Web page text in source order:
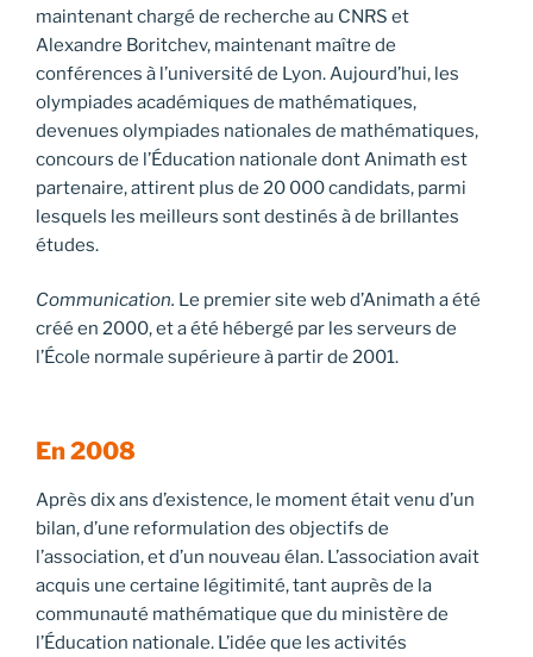
maintenant chargé de recherche au CNRS et
Alexandre Boritchev, maintenant maître de
conférences à l’université de Lyon. Aujourd’hui, les
olympiades académiques de mathématiques,
devenues olympiades nationales de mathématiques,
concours de l’Éducation nationale dont Animath est
partenaire, attirent plus de 20 000 candidats, parmi
lesquels les meilleurs sont destinés à de brillantes
études.
Communication. Le premier site web d’Animath a été
créé en 2000, et a été hébergé par les serveurs de
l’École normale supérieure à partir de 2001.
En 2008
Après dix ans d’existence, le moment était venu d’un
bilan, d’une reformulation des objectifs de
l’association, et d’un nouveau élan. L’association avait
acquis une certaine légitimité, tant auprès de la
communauté mathématique que du ministère de
l’Éducation nationale. L’idée que les activités